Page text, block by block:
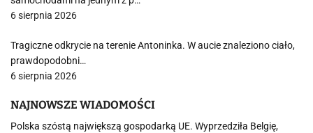
6 sierpnia 2026
Tragiczne odkrycie na terenie Antoninka. W aucie znaleziono ciało,
prawdopodobni…
6 sierpnia 2026
NAJNOWSZE WIADOMOŚCI
Polska szóstą największą gospodarką UE. Wyprzedziła Belgię,